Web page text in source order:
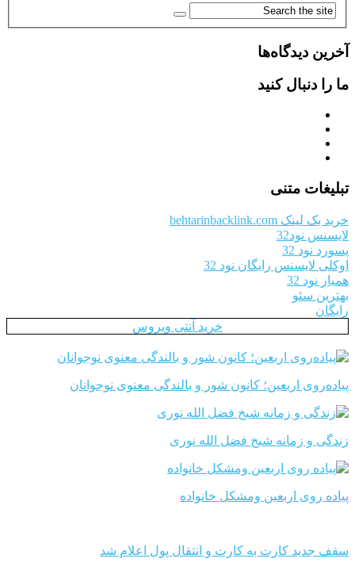
آخرین دیدگاه‌ها
ما را دنبال کنید
تبلیغات متنی
خرید بک لینک behtarinbacklink.com
لایسنس نود32
پسورد نود 32
اوکلی لایسنس رایگان نود 32
همیار نود 32
بهترین سئو
رایگان
خرید آنتی ویروس
پیاده‌روی اربعین؛ کانون شور و بالندگی معنوی نوجوانان
زندگی و زمانه شیخ فضل الله نوری
پیاده روی اربعین ومشکل خانواده
سقف جدید کارت به کارت و انتقال پول اعلام شد